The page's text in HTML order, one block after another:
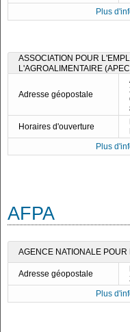
Plus
ASSOCIATION POUR
L'AGROALIMENTAIRE
Adresse géopostale
Horaires d'ouverture
Plus
AFPA
AGENCE NATIONALE
Adresse géopostale
Plus